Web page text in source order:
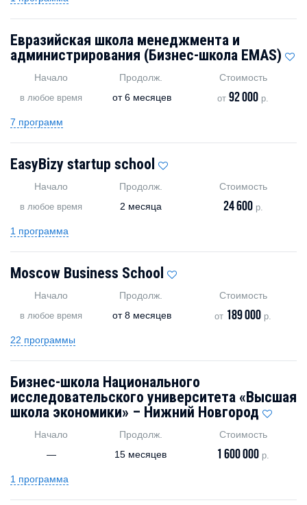
Евразийская школа менеджмента и
администрирования (Бизнес-школа EMAS)
Начало
в любое время
Продолж.
от6 месяцев
Стоимость
от92 000 р.
7 программ
EasyBizy startup school
Начало
в любое время
Продолж.
2 месяца
Стоимость
24 600р.
1 программа
Moscow Business School
Начало
в любое время
Продолж.
от8 месяцев
Стоимость
от 189 000 р.
22 программы
Бизнес-школа Национального
исследовательского университета «Высшая
школа экономики» – Нижний Новгород
Начало
—
Продолж.
15 месяцев
Стоимость
1 600 000 р.
1 программа